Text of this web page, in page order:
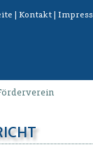
| Kontakt |